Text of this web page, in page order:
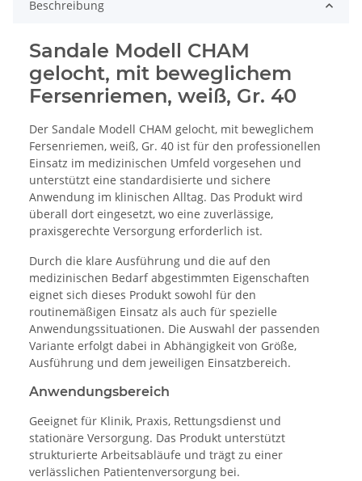
Beschreibung
Sandale Modell CHAM
gelocht, mit beweglichem
Fersenriemen, weiß, Gr. 40
Der Sandale Modell CHAM gelocht, mit beweglichem
Fersenriemen, weiß, Gr. 40 ist für den professionellen
Einsatz im medizinischen Umfeld vorgesehen und
unterstützt eine standardisierte und sichere
Anwendung im klinischen Alltag. Das Produkt wird
überall dort eingesetzt, wo eine zuverlässige,
praxisgerechte Versorgung erforderlich ist.
Durch die klare Ausführung und die auf den
medizinischen Bedarf abgestimmten Eigenschaften
eignet sich dieses Produkt sowohl für den
routinemäßigen Einsatz als auch für spezielle
Anwendungssituationen. Die Auswahl der passenden
Variante erfolgt dabei in Abhängigkeit von Größe,
Ausführung und dem jeweiligen Einsatzbereich.
Anwendungsbereich
Geeignet für Klinik, Praxis, Rettungsdienst und
stationäre Versorgung. Das Produkt unterstützt
strukturierte Arbeitsabläufe und trägt zu einer
verlässlichen Patientenversorgung bei.